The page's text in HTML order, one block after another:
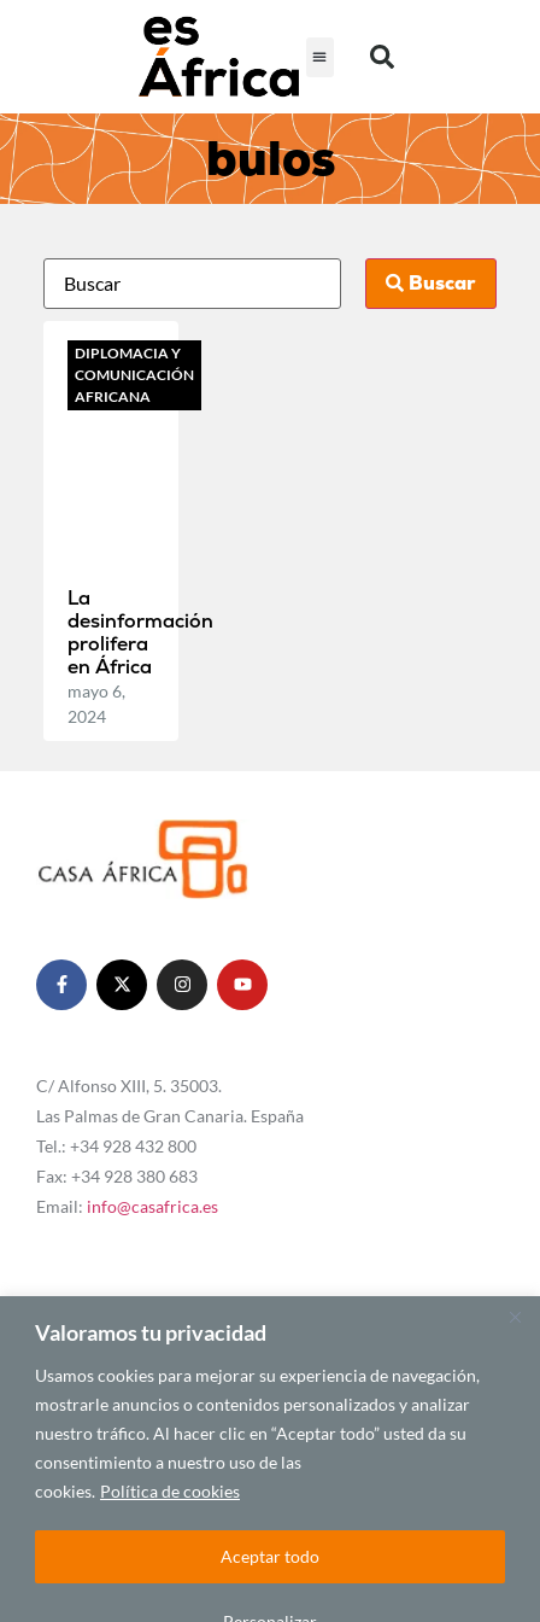
Valoramos tu privacidad
Usamos cookies para mejorar su experiencia de navegación,
mostrarle anuncios o contenidos personalizados y analizar
nuestro tráfico. Al hacer clic en “Aceptar todo” usted da su
consentimiento a nuestro uso de las
cookies. Política de cookies
Aceptar todo
bulos
Buscar
DIPLOMACIA Y
COMUNICACIÓN
AFRICANA
La
desinformación
prolifera
en África
mayo 6,
2024
C/ Alfonso XIII, 5. 35003.
Las Palmas de Gran Canaria. España
Tel.: +34 928 432 800
Fax: +34 928 380 683
Email: info@casafrica.es
Blog
Quiénes somos
Autores
Español